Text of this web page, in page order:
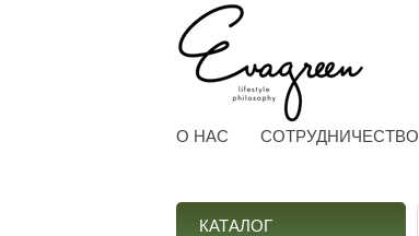
О НАС СОТРУДНИЧЕСТВО
КАТАЛОГ